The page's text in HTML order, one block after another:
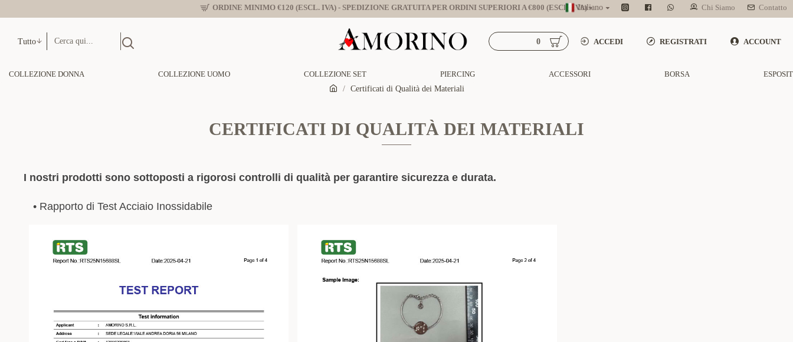
ORDINE MINIMO €120 (ESCL. IVA) - SPEDIZIONE GRATUITA PER ORDINI SUPERIORI A €800 (ESCL. IVA)Italiano Chi Siamo Contatto
Tutto ACCEDI REGISTRATI ACCOUNT
0
COLLEZIONE DONNA COLLEZIONE UOMO COLLEZIONE SET PIERCING ACCESSORI BORSA
Certificati di Qualità dei Materiali
CERTIFICATI DI QUALITÀ DEI MATERIALI
I nostri prodotti sono sottoposti a rigorosi controlli di qualità per garantire sicurezza e durata.
• Rapporto di Test Acciaio Inossidabile